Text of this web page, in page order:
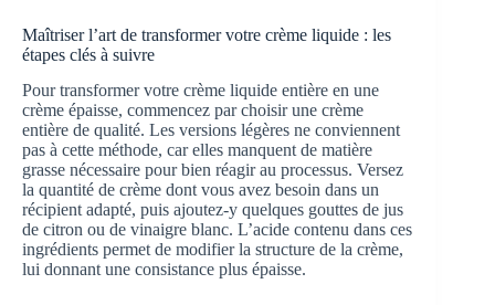
Maîtriser l’art de transformer votre crème liquide : les
étapes clés à suivre
Pour transformer votre crème liquide entière en une
crème épaisse, commencez par choisir une crème
entière de qualité. Les versions légères ne conviennent
pas à cette méthode, car elles manquent de matière
grasse nécessaire pour bien réagir au processus. Versez
la quantité de crème dont vous avez besoin dans un
récipient adapté, puis ajoutez-y quelques gouttes de jus
de citron ou de vinaigre blanc. L’acide contenu dans ces
ingrédients permet de modifier la structure de la crème,
lui donnant une consistance plus épaisse.